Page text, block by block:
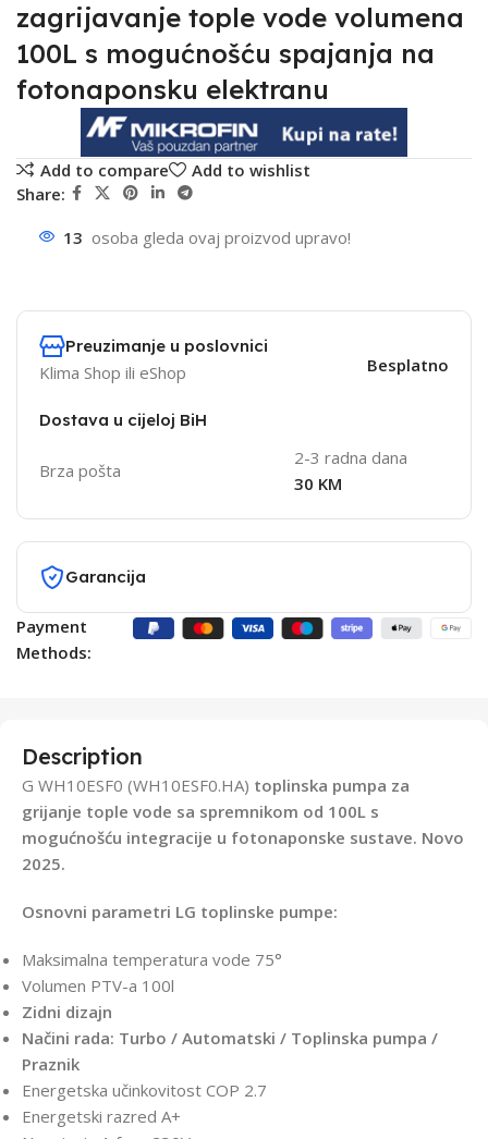
zagrijavanje tople vode volumena
100L s mogućnošću spajanja na
fotonaponsku elektranu
Add to compare
Add to wishlist
Share:
13 osoba gleda ovaj proizvod upravo!
Preuzimanje u poslovnici
Klima Shop ili eShop Besplatno
Dostava u cijeloj BiH
Brza pošta
2-3 radna dana
30 KM
Garancija
Payment
Methods:
Description
G WH10ESF0 (WH10ESF0.HA) toplinska pumpa za
grijanje tople vode sa spremnikom od 100L s
mogućnošću integracije u fotonaponske sustave. Novo
2025.
Osnovni parametri LG toplinske pumpe:
Maksimalna temperatura vode 75°
Volumen PTV-a 100l
Zidni dizajn
Načini rada: Turbo / Automatski / Toplinska pumpa /
Praznik
Energetska učinkovitost COP 2.7
Energetski razred A+